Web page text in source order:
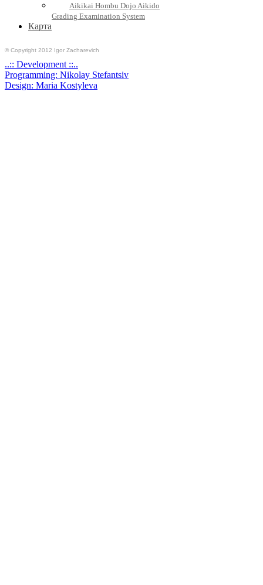
Aikikai Hombu Dojo Aikido
Grading Examination System
Карта
© Copyright 2012 Igor Zacharevich
..:: Development ::..
Programming: Nikolay Stefantsiv
Design: Maria Kostyleva